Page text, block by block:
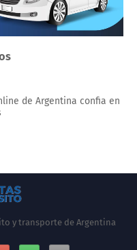
de Argentina confia en
y transporte de Argentina